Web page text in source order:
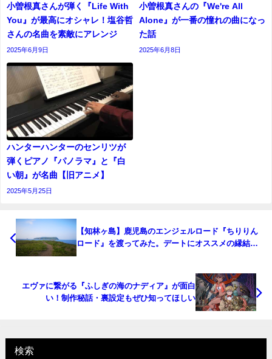
小曽根真さんが弾く『Life With
You』が最高にオシャレ！塩谷哲
さんの名曲を素敵にアレンジ
2025年6月9日
小曽根真さんの『We're All
Alone』が一番の憧れの曲になっ
た話
2025年6月8日
ハンターハンターのセンリツが
弾くピアノ『パノラマ』と『白
い朝』が名曲【旧アニメ】
2025年5月25日
【知林ヶ島】鹿児島のエンジェルロード『ちりりん
ロード』を渡ってみた。デートにオススメの縁結び
エヴァに繋がる『ふしぎの海のナディア』が面白
い！制作秘話・裏設定もぜひ知ってほしい
検索